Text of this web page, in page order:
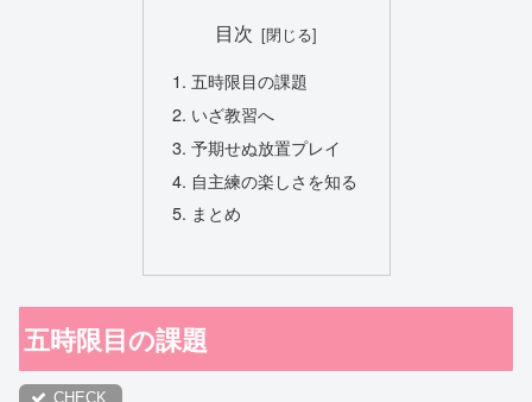
目次
五時限目の課題
いざ教習へ
予期せぬ放置プレイ
自主練の楽しさを知る
まとめ
五時限目の課題